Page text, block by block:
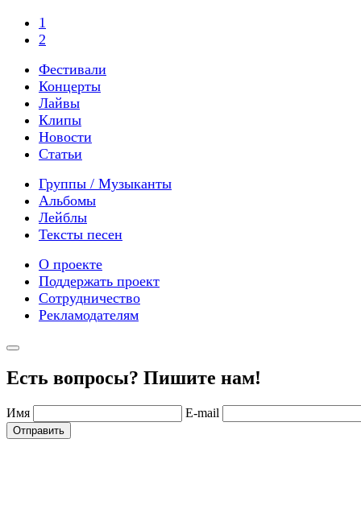
1
2
Фестивали
Концерты
Лайвы
Клипы
Новости
Статьи
Группы / Музыканты
Альбомы
Лейблы
Тексты песен
О проекте
Поддержать проект
Сотрудничество
Рекламодателям
Есть вопросы? Пишите нам!
Имя E-mail